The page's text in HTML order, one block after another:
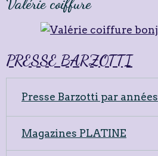
Valérie coiffure
PRESSE BARZOTTI
Presse Barzotti par années
Magazines PLATINE